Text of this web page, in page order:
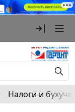
Налоги и